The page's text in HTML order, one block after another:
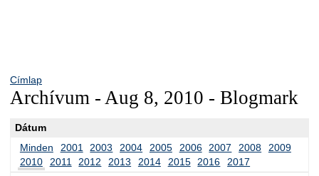
Címlap
Archívum - Aug 8, 2010 - Blogmark
Dátum
Minden
2001 2003 2004 2005 2006 2007 2008
2009
2010
2011 2012 2013 2014 2015 2016
2017